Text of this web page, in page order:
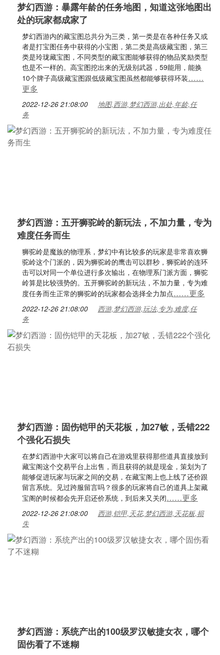
梦幻西游：暴露年龄的任务地图，知道这张地图出
处的玩家都成家了
梦幻西游内的藏宝图总共分为三类，第一类是在各种任务又或
者是打宝图任务中获得的小宝图，第二类是高级藏宝图，第三
类是玲珑藏宝图，不同类型的藏宝图能够获得的物品奖励类型
也是不一样的。高宝图挖出来的无级别武器，59能用，能换
10个牌子高级藏宝图跟低级藏宝图虽然都能够获得环装……
更多
2022-12-26 21:08:00
地图,西游,梦幻西游,出处,年龄,任
务
梦幻西游：五开狮驼岭的新玩法，不加力量，专为
难度任务而生
狮驼岭是魔族的物理系，梦幻中有比较多的玩家是非常喜欢狮
驼岭这个门派的，因为狮驼岭的鹰击可以群秒，狮驼岭的连环
击可以对同一个单位进行多次输出，在物理系门派方面，狮驼
岭算是比较强势的。五开狮驼岭的新玩法，不加力量，专为难
度任务而生正常的狮驼岭的玩家都会选择全力加点……更多
2022-12-26 21:08:00
西游,梦幻西游,玩法,专为,难度,任
务
梦幻西游：固伤铠甲的天花板，加27敏，丢错222
个强化石损失
在梦幻西游中大家可以将自己在游戏里获得那些道具直接放到
藏宝阁这个交易平台上出售，而且获得的就是现金，策划为了
能够促进玩家与玩家之间的交易，在藏宝阁上也上线了还价跟
留言系统。见过跨服留言吗？很多的玩家将自己的道具上架藏
宝阁的时候都会先开启还价系统，到后来又关闭……更多
2022-12-26 21:08:00
西游,铠甲,天花,梦幻西游,天花板,损
失
梦幻西游：系统产出的100级罗汉敏捷女衣，哪个
固伤看了不迷糊